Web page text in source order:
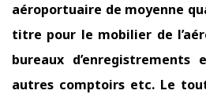
aéroportuaire de moyenne
titre pour le mobilier de
bureaux d’enregistrements
autres comptoirs etc. Le